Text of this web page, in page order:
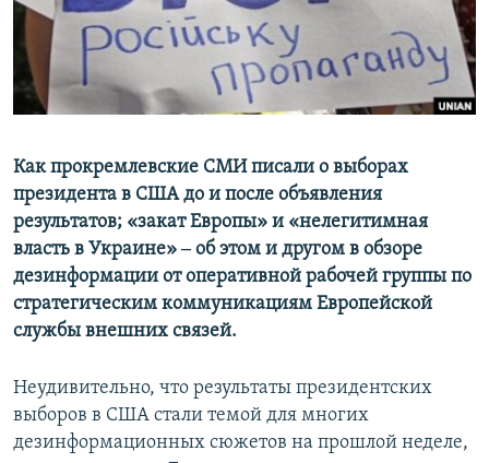
ПОБЕДИТЕЛЕЙ НЕ СУДЯТ?
КРЫМ.НЕПОКОРЕННЫЙ
ELIFBE
ПРИСОЕДИНЯЙТЕСЬ!
Все сайты RFE/RL
Как прокремлевские СМИ писали о выборах
президента в США до и после объявления
результатов; «закат Европы» и «нелегитимная
власть в Украине» ‒ об этом и другом в обзоре
дезинформации от оперативной рабочей группы по
стратегическим коммуникациям Европейской
службы внешних связей.
Неудивительно, что результаты президентских
выборов в США стали темой для многих
дезинформационных сюжетов на прошлой неделе,